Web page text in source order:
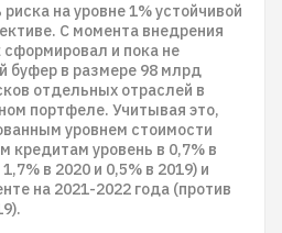
на уровне 1% устойчивой
С момента внедрения
и пока не
буфер в размере 98 млрд
отдельных отраслей в
портфеле. Учитывая это,
уровнем стоимости
кредитам уровень в 0,7% в
в 2020 и 0,5% в 2019) и
на 2021-2022 года (против